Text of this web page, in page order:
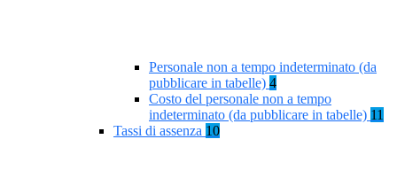
Personale non a tempo indeterminato (da
pubblicare in tabelle) 4
Costo del personale non a tempo
indeterminato (da pubblicare in tabelle) 11
Tassi di assenza 10